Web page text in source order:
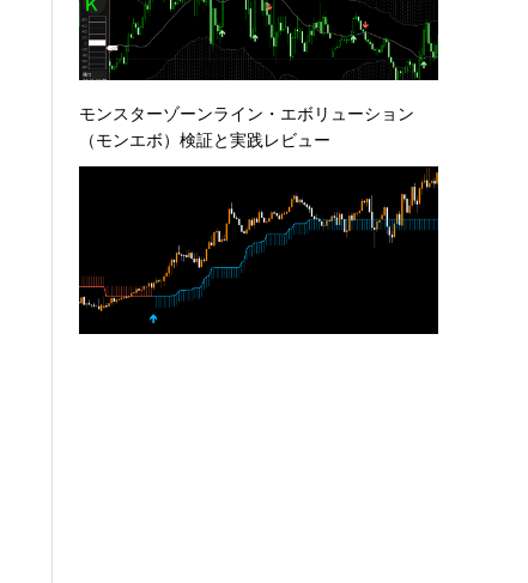
モンスターゾーンライン・エボリューション
（モンエボ）検証と実践レビュー